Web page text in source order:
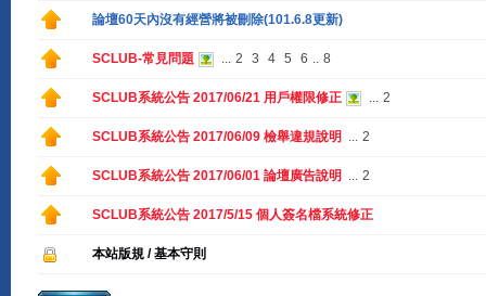
論壇60天內沒有經營將被刪除(101.6.8更新)
SCLUB-常見問題 ... 2 3 4 5 6 .. 8
SCLUB系統公告 2017/06/21 用戶權限修正 ... 2
SCLUB系統公告 2017/06/09 檢舉違規說明 ... 2
SCLUB系統公告 2017/06/01 論壇廣告說明 ... 2
SCLUB系統公告 2017/5/15 個人簽名檔系統修正
本站版規 / 基本守則